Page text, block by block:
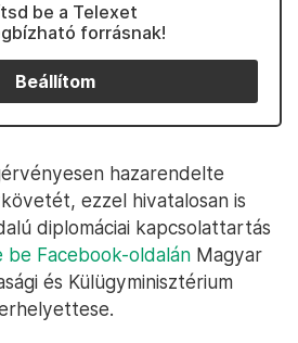
be a Telexet
forrásnak!
Beállítom
hazarendelte
ezzel hivatalosan is
diplomáciai kapcsolattartás
Facebook-oldalán Magyar
és Külügyminisztérium